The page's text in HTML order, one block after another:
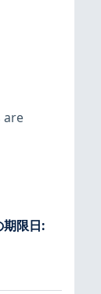
are
限日: